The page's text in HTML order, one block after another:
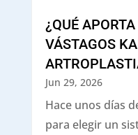
¿QUÉ
VÁSTAGOS
Jun 29, 2026
Hace unos días
para elegir un